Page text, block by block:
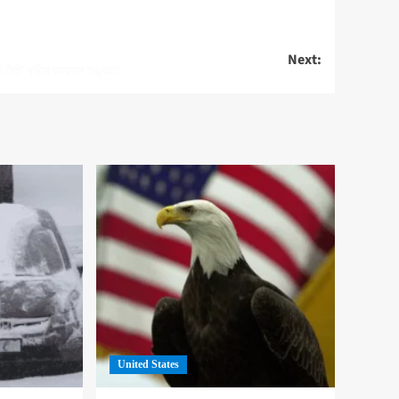
Next:
United States